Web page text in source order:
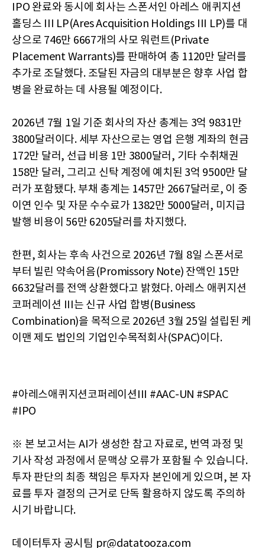
IPO 완료와 동시에 회사는 스폰서인 아레스 애퀴지션
홀딩스 III LP(Ares Acquisition Holdings III LP)를 대
상으로 746만 6667개의 사모 워런트(Private
Placement Warrants)를 판매하여 총 1120만 달러를
추가로 조달했다. 조달된 자금의 대부분은 향후 사업 합
병을 완료하는 데 사용될 예정이다.
2026년 7월 1일 기준 회사의 자산 총계는 3억 9831만
3800달러이다. 세부 자산으로는 영업 은행 계좌의 현금
172만 달러, 선급 비용 1만 3800달러, 기타 수취채권
158만 달러, 그리고 신탁 계정에 예치된 3억 9500만 달
러가 포함됐다. 부채 총계는 1457만 2667달러로, 이 중
이연 인수 및 자문 수수료가 1382만 5000달러, 미지급
발행 비용이 56만 6205달러를 차지했다.
한편, 회사는 후속 사건으로 2026년 7월 8일 스폰서로
부터 빌린 약속어음(Promissory Note) 잔액인 15만
6632달러를 전액 상환했다고 밝혔다. 아레스 애퀴지션
코퍼레이션 III는 신규 사업 합병(Business
Combination)을 목적으로 2026년 3월 25일 설립된 케
이맨 제도 법인의 기업인수목적회사(SPAC)이다.
#아레스애퀴지션코퍼레이션III #AAC-UN #SPAC
#IPO
※ 본 보고서는 AI가 생성한 참고 자료로, 번역 과정 및
기사 작성 과정에서 문맥상 오류가 포함될 수 있습니다.
투자 판단의 최종 책임은 투자자 본인에게 있으며, 본 자
료를 투자 결정의 근거로 단독 활용하지 않도록 주의하
시기 바랍니다.
데이터투자 공시팀 pr@datatooza.com